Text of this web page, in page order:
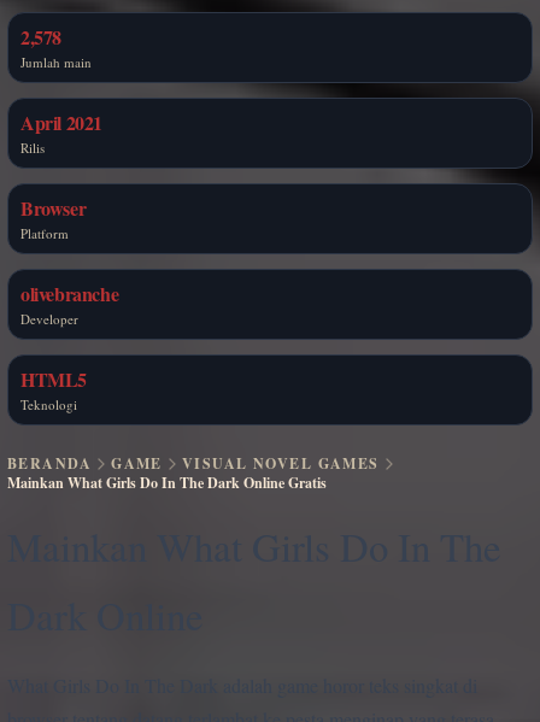
2,578
Jumlah main
April 2021
Rilis
Browser
Platform
olivebranche
Developer
HTML5
Teknologi
BERANDA GAME
VISUAL NOVEL GAMES
Mainkan What Girls Do In The Dark Online Gratis
Mainkan What Girls Do In The